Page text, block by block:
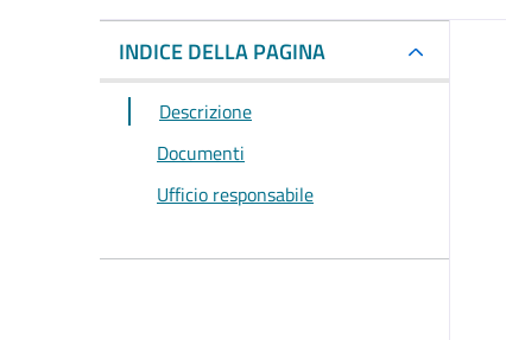
INDICE DELLA PAGINA
Descrizione
Documenti
Ufficio responsabile